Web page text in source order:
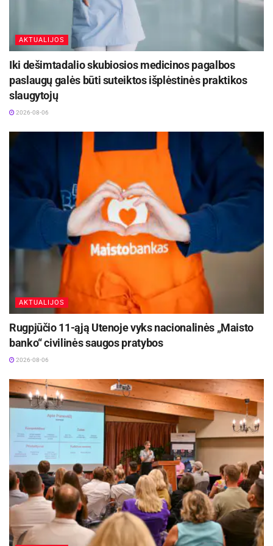
Biržų rajono savivaldybė
AKTUALIJOS
Iki dešimtadalio skubiosios medicinos pagalbos
paslaugų galės būti suteiktos išplėstinės praktikos
slaugytojų
2026-08-06
AKTUALIJOS
Rugpjūčio 11-ąją Utenoje vyks nacionalinės „Maisto
banko“ civilinės saugos pratybos
2026-08-06